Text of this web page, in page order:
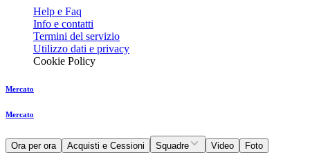
Help e Faq
Info e contatti
Termini del servizio
Utilizzo dati e privacy
Cookie Policy
Mercato
Mercato
Ora per ora Acquisti e Cessioni Squadre Video Foto